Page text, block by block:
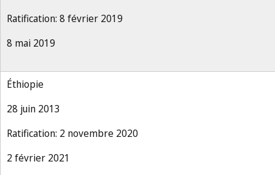
Ratification: 8 février 2019
8 mai 2019
Éthiopie
28 juin 2013
Ratification: 2 novembre 2020
2 février 2021